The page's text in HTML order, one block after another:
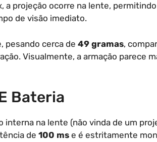
a projeção ocorre na lente,
de visão imediato.
pesando cerca de 49 gramas,
Visualmente, a armação parece
Bateria
interna na lente (não vinda de um
de 100 ms e é estritamente